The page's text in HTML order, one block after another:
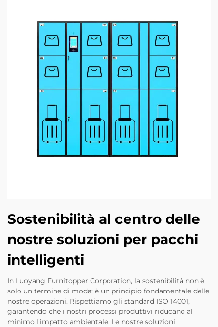
Sostenibilità al centro delle
nostre soluzioni per pacchi
intelligenti
In Luoyang Furnitopper Corporation, la sostenibilità non è
solo un termine di moda; è un principio fondamentale delle
nostre operazioni. Rispettiamo gli standard ISO 14001,
garantendo che i nostri processi produttivi riducano al
minimo l'impatto ambientale. Le nostre soluzioni